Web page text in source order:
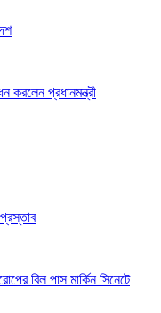
করলেন প্রধানমন্ত্রী
বিল পাস মার্কিন সিনেটে